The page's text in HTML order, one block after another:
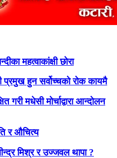
महत्वाकांक्षी छोरा
प्रमुख हुन सर्वोच्चको रोक कायमै
गरी मधेसी मोर्चाद्वारा आन्दोलन
र औचित्य
मिश्र र उज्जवल थापा ?